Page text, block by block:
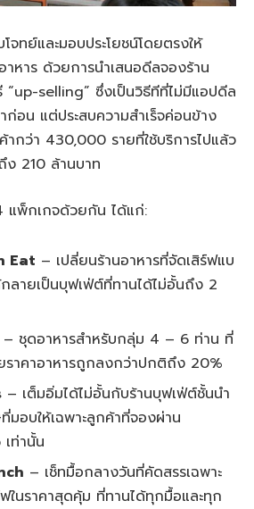
จทย์และมอบประโยชน์โดยตรงให้
าหาร ด้วยการนำเสนอดีลจองร้าน
“up-selling” ซึ่งเป็นวิธีทีที่ไม่มีแอปดีล
ก่อน แต่ประสบความสำเร็จค่อนข้าง
กว่า 430,000 รายที่ใช้บริการไปแล้ว
210 ล้านบาท
แพ็กเกจด้วยกัน ได้แก่:
Eat – เปลี่ยนร้านอาหารที่จัดเสิร์ฟแบ
กลายเป็นบุฟเฟ่ต์ที่ทานได้ไม่อั้นถึง 2
– ชุดอาหารสำหรับกลุ่ม 4 – 6 ท่าน ที่
ราคาอาหารถูกลงกว่าปกติถึง 20%
– เต็มอิ่มได้ไม่อั้นกับร้านบุฟเฟ่ต์ชั้นนำ
มอบให้เฉพาะลูกค้าที่จองผ่าน
ท่านั้น
– เช็ทมื้อกลางวันที่คัดสรรเฉพาะ
ฟในราคาสุดคุ้ม ที่ทานได้ทุกมื้อและทุก